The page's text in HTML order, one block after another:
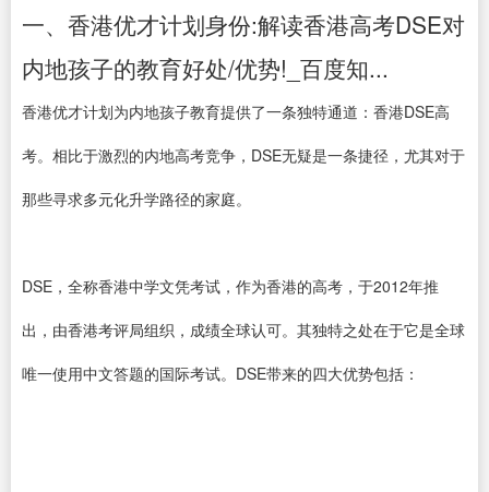
一、香港优才计划身份:解读香港高考DSE对
内地孩子的教育好处/优势!_百度知...
香港优才计划为内地孩子教育提供了一条独特通道：香港DSE高
考。相比于激烈的内地高考竞争，DSE无疑是一条捷径，尤其对于
那些寻求多元化升学路径的家庭。
DSE，全称香港中学文凭考试，作为香港的高考，于2012年推
出，由香港考评局组织，成绩全球认可。其独特之处在于它是全球
唯一使用中文答题的国际考试。DSE带来的四大优势包括：